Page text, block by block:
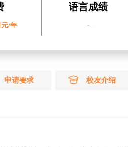
爱丁堡艺术学院
加州艺术学院
谢尔丹学院
元/年
语言成绩
-
申请要求 校友介绍